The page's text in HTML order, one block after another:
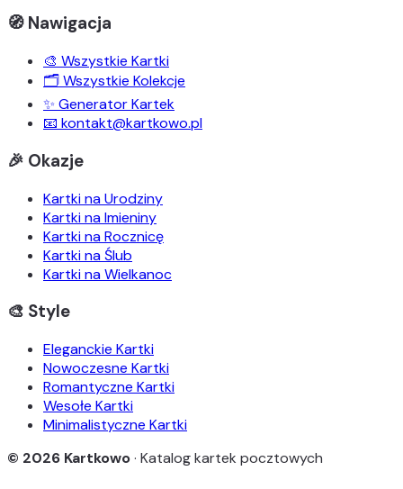
🧭 Nawigacja
🎨 Wszystkie Kartki
🗂️ Wszystkie Kolekcje
✨ Generator Kartek
📧 kontakt@kartkowo.pl
🎉 Okazje
Kartki na Urodziny
Kartki na Imieniny
Kartki na Rocznicę
Kartki na Ślub
Kartki na Wielkanoc
🎨 Style
Eleganckie Kartki
Nowoczesne Kartki
Romantyczne Kartki
Wesołe Kartki
Minimalistyczne Kartki
© 2026 Kartkowo· Katalog kartek pocztowych